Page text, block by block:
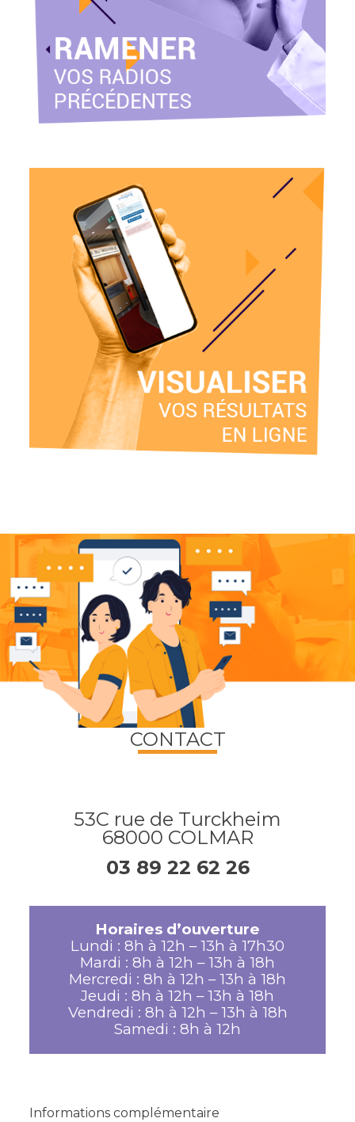
CONTACT
53C rue de Turckheim
68000 COLMAR
03 89 22 62 26
Horaires d’ouverture
Lundi : 8h à 12h – 13h à 17h30
Mardi : 8h à 12h – 13h à 18h
Mercredi : 8h à 12h – 13h à 18h
Jeudi : 8h à 12h – 13h à 18h
Vendredi : 8h à 12h – 13h à 18h
Samedi : 8h à 12h
Informations complémentaire